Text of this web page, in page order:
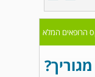
הרופאים המלא